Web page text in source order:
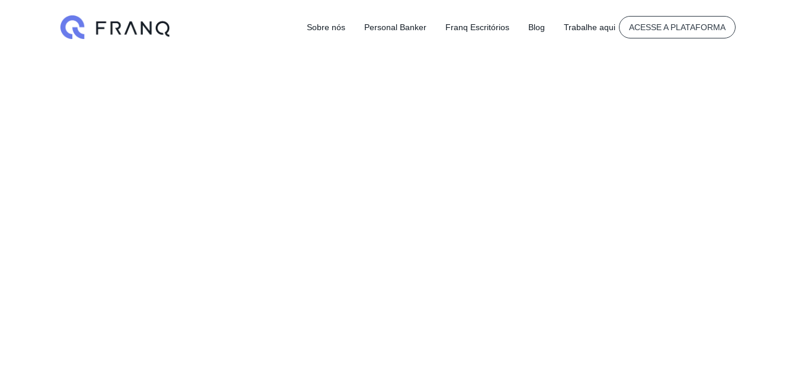
Sobre nós Personal Banker Franq Escritórios Blog Trabalhe aqui ACESSE A PLATAFORMA